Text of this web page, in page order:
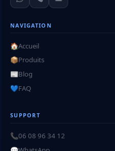
NAVIGATION
🏠Accueil
📦Produits
📰Blog
💙FAQ
SUPPORT
📞06 08 96 34 12